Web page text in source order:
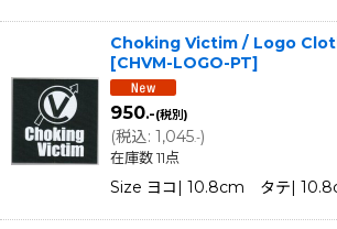
Choking Victim / Logo
[CHVM-LOGO-PT]
950.-(税別)
(税込: 1,045.-)
在庫数 11点
Size ヨコ| 10.8cm タテ|